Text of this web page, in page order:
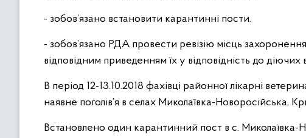
- зобов’язано встановити карантинні пости.
- зобов’язано РДА провести ревізію місць
відповідним приведенням їх у відповідність до
В період 12-13.10.2018 фахівці районної лікарні
наявне поголів’я в селах Миколаївка-Новоросійська,
Встановлено один карантинний пост в с.